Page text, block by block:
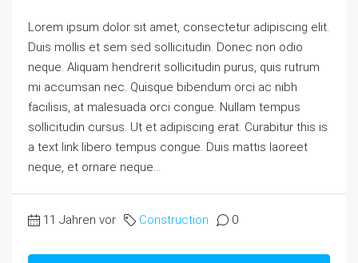
Lorem ipsum dolor sit amet, consectetur adipiscing elit.
Duis mollis et sem sed sollicitudin. Donec non odio
neque. Aliquam hendrerit sollicitudin purus, quis rutrum
mi accumsan nec. Quisque bibendum orci ac nibh
facilisis, at malesuada orci congue. Nullam tempus
sollicitudin cursus. Ut et adipiscing erat. Curabitur this is
a text link libero tempus congue. Duis mattis laoreet
neque, et ornare neque...
11 Jahren vor Construction 0